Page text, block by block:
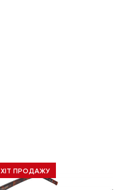
ХІТ ПРОДАЖУ